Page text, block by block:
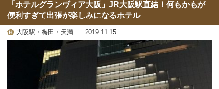
「ホテルグランヴィア大阪」JR大阪駅直結！何もかもが
便利すぎて出張が楽しみになるホテル
大阪駅・梅田・天満 2019.11.15